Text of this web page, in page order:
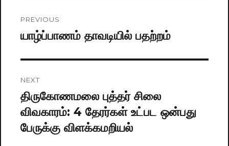
navigation
PREVIOUS
Previous
யாழ்ப்பாணம் தாவடியில் பதற்றம்
NEXT
Next
post:
திருகோணமலை புத்தர் சிலை
விவகாரம்: 4 தேரர்கள் உட்பட ஒன்பது
பேருக்கு விளக்கமறியல்